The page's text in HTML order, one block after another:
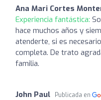
Ana Mari Cortes
Experiencia fantástica:
hace muchos años y
atenderte, si es
completa. De trato
familia.
John Paul Publicada en